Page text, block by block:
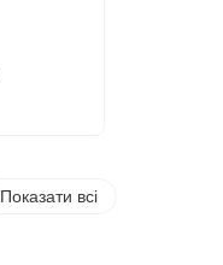
Показати всі